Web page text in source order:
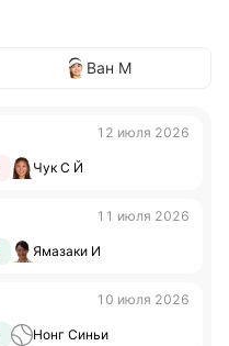
Ван М
12 июля 2026
Чук С Й
11 июля 2026
Ямазаки И
10 июля 2026
Нонг Синьи